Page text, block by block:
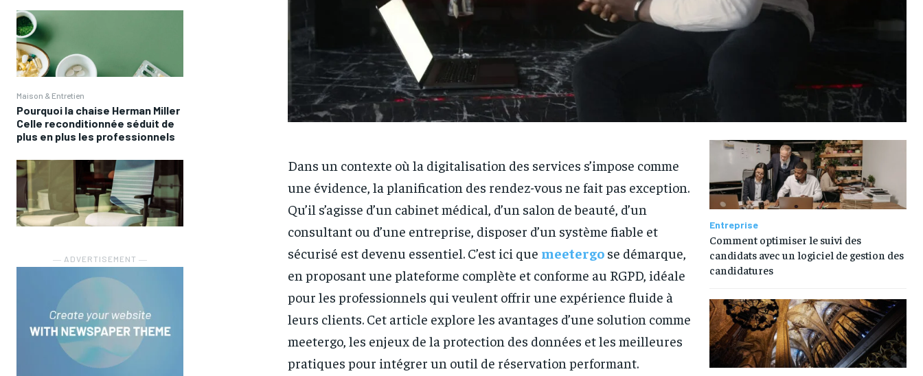
Maison & Entretien
Pourquoi la chaise Herman Miller
Celle reconditionnée séduit de
plus en plus les professionnels
― ADVERTISEMENT ―
Dans un contexte où la digitalisation des services s’impose comme
une évidence, la planification des rendez-vous ne fait pas exception.
Qu’il s’agisse d’un cabinet médical, d’un salon de beauté, d’un
consultant ou d’une entreprise, disposer d’un système fiable et
sécurisé est devenu essentiel. C’est ici que meetergose démarque,
en proposant une plateforme complète et conforme au RGPD, idéale
pour les professionnels qui veulent offrir une expérience fluide à
leurs clients. Cet article explore les avantages d’une solution comme
meetergo, les enjeux de la protection des données et les meilleures
pratiques pour intégrer un outil de réservation performant.
Entreprise
Comment optimiser le suivi des
candidats avec un logiciel de gestion des
candidatures